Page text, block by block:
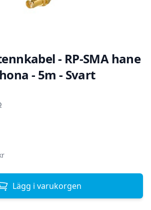
- RP-SMA hane
- 5m - Svart
Lägg i varukorgen